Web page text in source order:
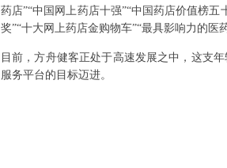
药店”“中国网上药店十强”“中国药店价值榜
奖”“十大网上药店金购物车”“最具影响力的医
目前，方舟健客正处于高速发展之中，这支
服务平台的目标迈进。